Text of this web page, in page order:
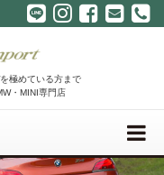
極めている方まで
・MINI専門店